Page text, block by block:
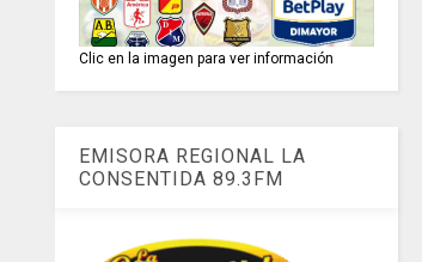
Clic en la imagen para ver información
EMISORA REGIONAL LA
CONSENTIDA 89.3FM